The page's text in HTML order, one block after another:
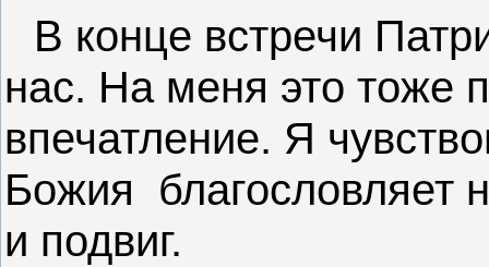
В конце встречи
нас. На меня это тоже
впечатление. Я
Божия благословляет
и подвиг.